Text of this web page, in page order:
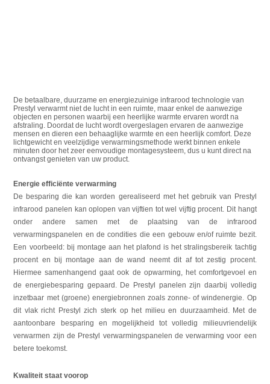
De betaalbare, duurzame en energiezuinige infrarood technologie van
Prestyl verwarmt niet de lucht in een ruimte, maar enkel de aanwezige
objecten en personen waarbij een heerlijke warmte ervaren wordt na
afstraling. Doordat de lucht wordt overgeslagen ervaren de aanwezige
mensen en dieren een behaaglijke warmte en een heerlijk comfort. Deze
lichtgewicht en veelzijdige verwarmingsmethode werkt binnen enkele
minuten door het zeer eenvoudige montagesysteem, dus u kunt direct na
ontvangst genieten van uw product.
Energie efficiënte verwarming
De besparing die kan worden gerealiseerd met het gebruik van Prestyl
infrarood panelen kan oplopen van vijftien tot wel vijftig procent. Dit hangt
onder andere samen met de plaatsing van de infrarood
verwarmingspanelen en de condities die een gebouw en/of ruimte bezit.
Een voorbeeld: bij montage aan het plafond is het stralingsbereik tachtig
procent en bij montage aan de wand neemt dit af tot zestig procent.
Hiermee samenhangend gaat ook de opwarming, het comfortgevoel en
de energiebesparing gepaard. De Prestyl panelen zijn daarbij volledig
inzetbaar met (groene) energiebronnen zoals zonne- of windenergie. Op
dit vlak richt Prestyl zich sterk op het milieu en duurzaamheid. Met de
aantoonbare besparing en mogelijkheid tot volledig milieuvriendelijk
verwarmen zijn de Prestyl verwarmingspanelen de verwarming voor een
betere toekomst.
Kwaliteit staat voorop